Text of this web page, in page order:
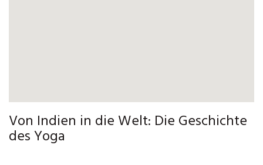
Von Indien in die Welt: Die Geschichte
des Yoga